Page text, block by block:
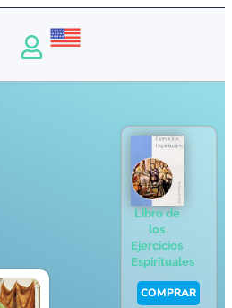
Libro de
los
Ejercicios
Espirituales
COMPRAR